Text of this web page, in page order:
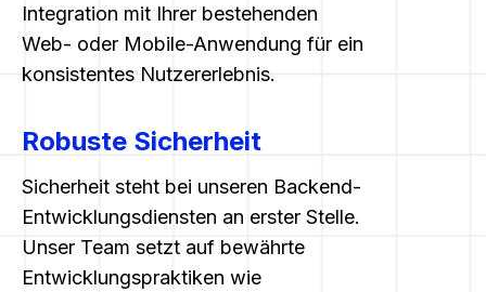
Integration mit Ihrer bestehenden
Web- oder Mobile-Anwendung für ein
konsistentes Nutzererlebnis.
Robuste Sicherheit
Sicherheit steht bei unseren Backend-
Entwicklungsdiensten an erster Stelle.
Unser Team setzt auf bewährte
Entwicklungspraktiken wie